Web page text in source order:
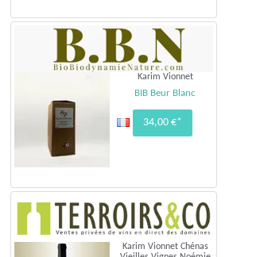
Karim Vionnet
BIB Beur Blanc
34,00 €*
Karim Vionnet Chénas